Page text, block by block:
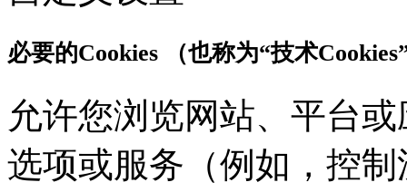
必要的Cookies （也称为“技术
允许您浏览网站、平台
选项或服务（例如，控制